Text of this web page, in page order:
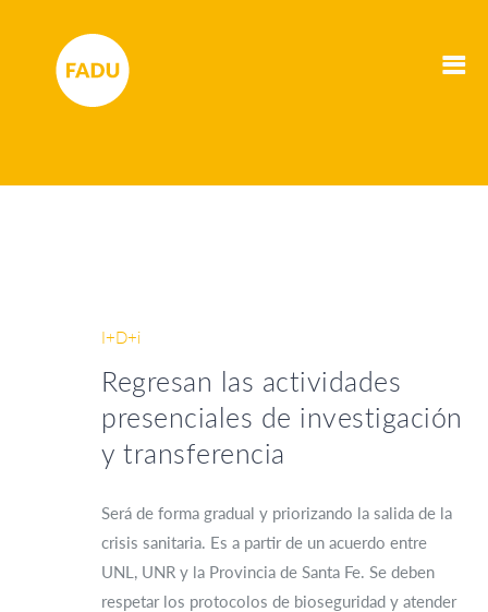
I+D+i
Regresan las actividades
presenciales de investigación
y transferencia
Será de forma gradual y priorizando la salida de la
crisis sanitaria. Es a partir de un acuerdo entre
UNL, UNR y la Provincia de Santa Fe. Se deben
respetar los protocolos de bioseguridad y atender